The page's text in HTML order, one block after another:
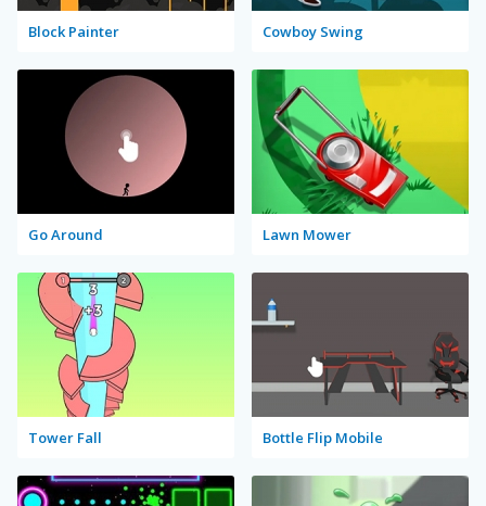
Block Painter Cowboy Swing
Go Around Lawn Mower
Tower Fall Bottle Flip Mobile